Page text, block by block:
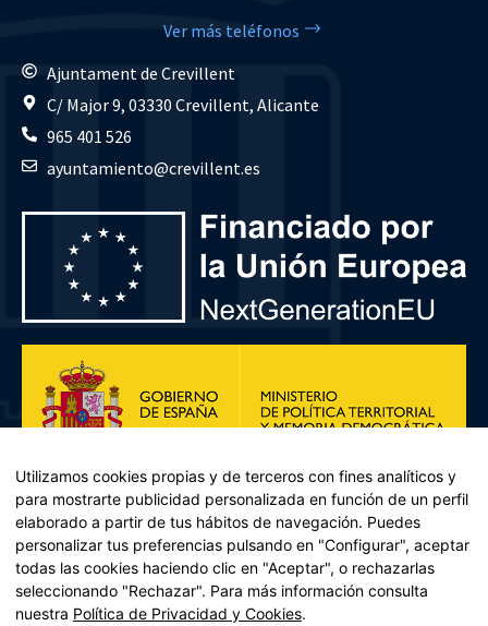
Ver más teléfonos
Ajuntament de Crevillent
C/ Major 9, 03330 Crevillent, Alicante
965 401 526
ayuntamiento@crevillent.es
Plan de Recuperación, Transformación y Resiliencia – Financiado por
Utilizamos cookies propias y de terceros con fines analíticos y
para mostrarte publicidad personalizada en función de un perfil
elaborado a partir de tus hábitos de navegación. Puedes
personalizar tus preferencias pulsando en "Configurar", aceptar
todas las cookies haciendo clic en "Aceptar", o rechazarlas
seleccionando "Rechazar". Para más información consulta
nuestra Política de Privacidad y Cookies.